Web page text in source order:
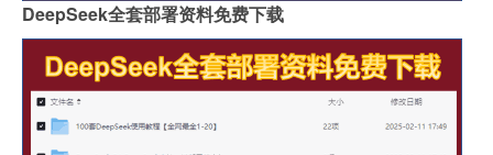
DeepSeek全套部署资料免费下载